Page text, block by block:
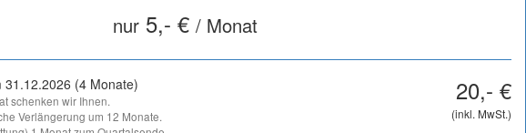
nur5,- € / Monat
31.12.2026 (4 Monate)
schenken wir Ihnen.
Verlängerung um 12 Monate.
20,- €
(inkl. MwSt.)